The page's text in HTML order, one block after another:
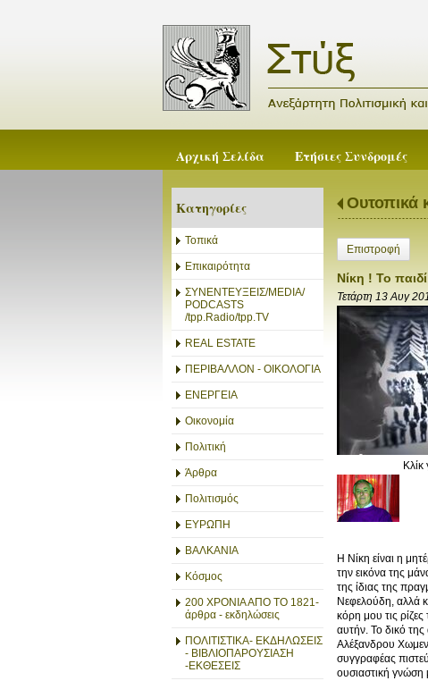
Αρχική Σελίδα Ετήσιες Συνδρομές
Κατηγορίες
Τοπικά
Επικαιρότητα
ΣΥΝΕΝΤΕΥΞΕΙΣ/MEDIA/
PODCASTS
/tpp.Radio/tpp.TV
REAL ESTATE
ΠΕΡΙΒΑΛΛΟΝ - ΟΙΚΟΛΟΓΙΑ
ΕΝΕΡΓΕΙΑ
Οικονομία
Πολιτική
Άρθρα
Πολιτισμός
ΕΥΡΩΠΗ
ΒΑΛΚΑΝΙΑ
Κόσμος
200 ΧΡΟΝΙΑ ΑΠΟ ΤΟ 1821-
άρθρα - εκδηλώσεις
ΠΟΛΙΤΙΣΤΙΚΑ- ΕΚΔΗΛΩΣΕΙΣ
- ΒΙΒΛΙΟΠΑΡΟΥΣΙΑΣΗ
-ΕΚΘΕΣΕΙΣ
Ουτοπικά
Επιστροφή
Νίκη ! Το
Τετάρτη 13 Αυγ
Κλίκ
Η Νίκη είναι η
την εικόνα της
της ίδιας της
Νεφελούδη, αλλά
κόρη μου τις
αυτήν. Το δικό
Αλέξανδρου
συγγραφέας
ουσιαστική γνώση